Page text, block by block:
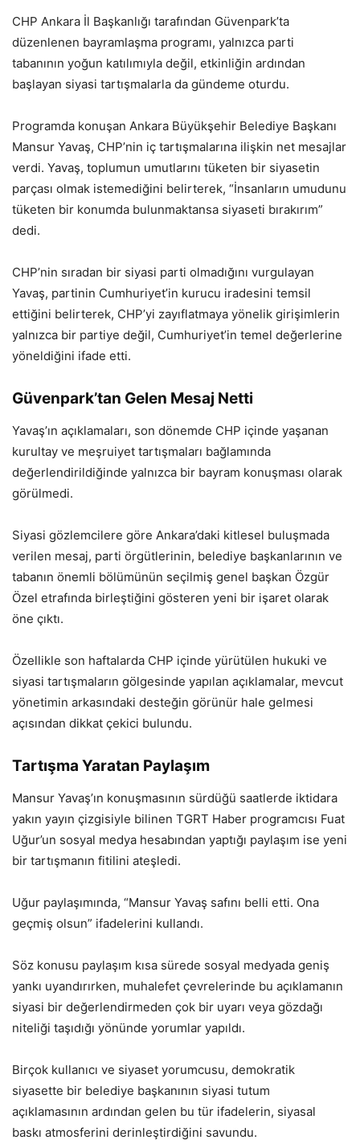
CHP Ankara İl Başkanlığı tarafından Güvenpark’ta
düzenlenen bayramlaşma programı, yalnızca parti
tabanının yoğun katılımıyla değil, etkinliğin ardından
başlayan siyasi tartışmalarla da gündeme oturdu.
Programda konuşan Ankara Büyükşehir Belediye Başkanı
Mansur Yavaş, CHP’nin iç tartışmalarına ilişkin net mesajlar
verdi. Yavaş, toplumun umutlarını tüketen bir siyasetin
parçası olmak istemediğini belirterek, “İnsanların umudunu
tüketen bir konumda bulunmaktansa siyaseti bırakırım”
dedi.
CHP’nin sıradan bir siyasi parti olmadığını vurgulayan
Yavaş, partinin Cumhuriyet’in kurucu iradesini temsil
ettiğini belirterek, CHP’yi zayıflatmaya yönelik girişimlerin
yalnızca bir partiye değil, Cumhuriyet’in temel değerlerine
yöneldiğini ifade etti.
Güvenpark’tan Gelen Mesaj Netti
Yavaş’ın açıklamaları, son dönemde CHP içinde yaşanan
kurultay ve meşruiyet tartışmaları bağlamında
değerlendirildiğinde yalnızca bir bayram konuşması olarak
görülmedi.
Siyasi gözlemcilere göre Ankara’daki kitlesel buluşmada
verilen mesaj, parti örgütlerinin, belediye başkanlarının ve
tabanın önemli bölümünün seçilmiş genel başkan Özgür
Özel etrafında birleştiğini gösteren yeni bir işaret olarak
öne çıktı.
Özellikle son haftalarda CHP içinde yürütülen hukuki ve
siyasi tartışmaların gölgesinde yapılan açıklamalar, mevcut
yönetimin arkasındaki desteğin görünür hale gelmesi
açısından dikkat çekici bulundu.
Tartışma Yaratan Paylaşım
Mansur Yavaş’ın konuşmasının sürdüğü saatlerde iktidara
yakın yayın çizgisiyle bilinen TGRT Haber programcısı Fuat
Uğur’un sosyal medya hesabından yaptığı paylaşım ise yeni
bir tartışmanın fitilini ateşledi.
Uğur paylaşımında, “Mansur Yavaş safını belli etti. Ona
geçmiş olsun” ifadelerini kullandı.
Söz konusu paylaşım kısa sürede sosyal medyada geniş
yankı uyandırırken, muhalefet çevrelerinde bu açıklamanın
siyasi bir değerlendirmeden çok bir uyarı veya gözdağı
niteliği taşıdığı yönünde yorumlar yapıldı.
Birçok kullanıcı ve siyaset yorumcusu, demokratik
siyasette bir belediye başkanının siyasi tutum
açıklamasının ardından gelen bu tür ifadelerin, siyasal
baskı atmosferini derinleştirdiğini savundu.